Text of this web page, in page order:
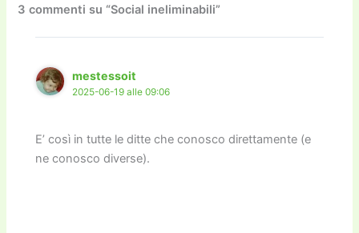
o
o
k
o
n
m
k
3 commenti su “Social ineliminabili”
mestessoit
2025-06-19 alle 09:06
E’ così in tutte le ditte che conosco direttamente (e
ne conosco diverse).